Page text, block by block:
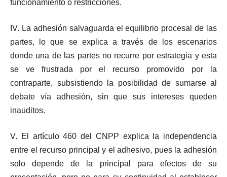
funcionamiento o restricciones.
IV. La adhesión salvaguarda el equilibrio procesal de las
partes, lo que se explica a través de los escenarios
donde una de las partes no recurre por estrategia y esta
se ve frustrada por el recurso promovido por la
contraparte, subsistiendo la posibilidad de sumarse al
debate vía adhesión, sin que sus intereses queden
inauditos.
V. El artículo 460 del CNPP explica la independencia
entre el recurso principal y el adhesivo, pues la adhesión
solo depende de la principal para efectos de su